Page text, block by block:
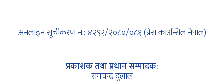
अनलाइन सूचीकरण नं.: ४२९२/२०८०/०८१ (प्रेस काउन्सिल नेपाल)
प्रकाशक तथा प्रधान सम्पादक:
रामचन्द्र दुलाल